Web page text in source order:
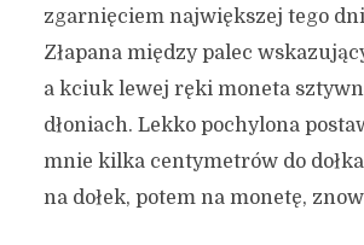
zgarnięciem największej tego
Złapana między palec
a kciuk lewej ręki moneta
dłoniach. Lekko pochylona
mnie kilka centymetrów do
na dołek, potem na monetę,